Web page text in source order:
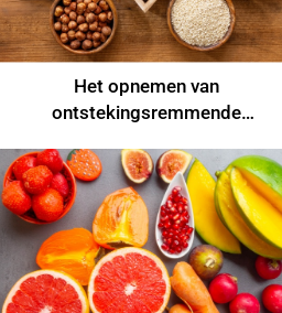
Het opnemen van
ontstekingsremmende